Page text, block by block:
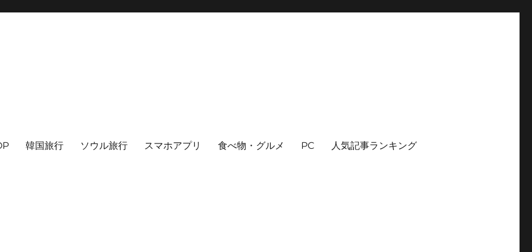
韓国旅行 ソウル旅行 スマホアプリ 食べ物・グルメ PC 人気記事ランキング